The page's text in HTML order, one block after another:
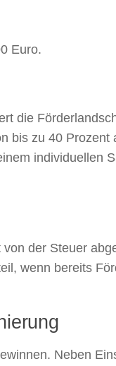
Euro.
die
bis zu 40
individuellen
der Steuer
wenn bereits
Neben